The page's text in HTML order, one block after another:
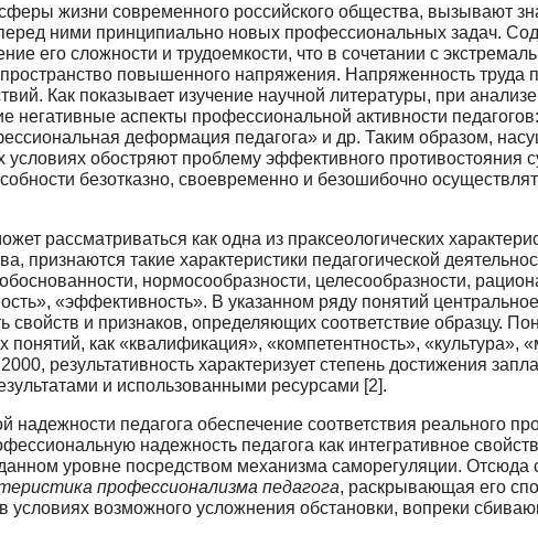
жизни современного рос­сийского общества, вызывают
ними принципиально новых профессиональных задач.
его сложности и трудоемко­сти, что в сочетании с
повышенного напряжения. Напряженность труда
Как пока­зывает изучение научной литературы, при
аспекты профессиональной активности
деформация педагога» и др. Таким образом,
обостряют проблему эффективно­го противостояния
безотказно, своевременно и безошибочно
рассматриваться как одна из праксеологических
признаются такие характеристики педагогической
нормосообразности, целесообразности,
«эффективность». В указанном ряду понятий
свойств и признаков, определяющих соответствие образцу.
понятий, как «квалификация», «компетентность», «культура»,
ре­зультативность характеризует степень достижения
и использованными ресурсами [2].
педагога обеспече­ние соответствия реального
надежность педагога как интегративное
уровне посредством механиз­ма саморегуляции. Отсюда
профессионализма педагога, раскрывающая его
возможного усложнения обстановки, вопреки